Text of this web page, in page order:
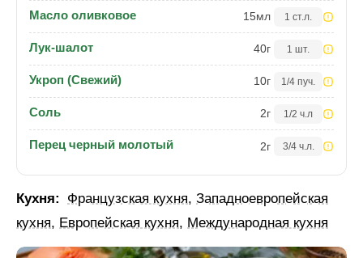
Масло оливковое 15мл 1 ст.л.
Лук-шалот 40г 1 шт.
Укроп (Свежий) 10г 1/4 пуч.
Соль 2г 1/2 ч.л
Перец черный молотый 2г 3/4 ч.л.
Кухня: Французская кухня, Западноевропейская
кухня, Европейская кухня, Международная кухня